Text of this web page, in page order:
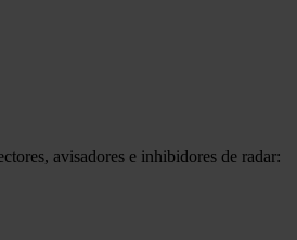
avisadores e inhibidores de radar: